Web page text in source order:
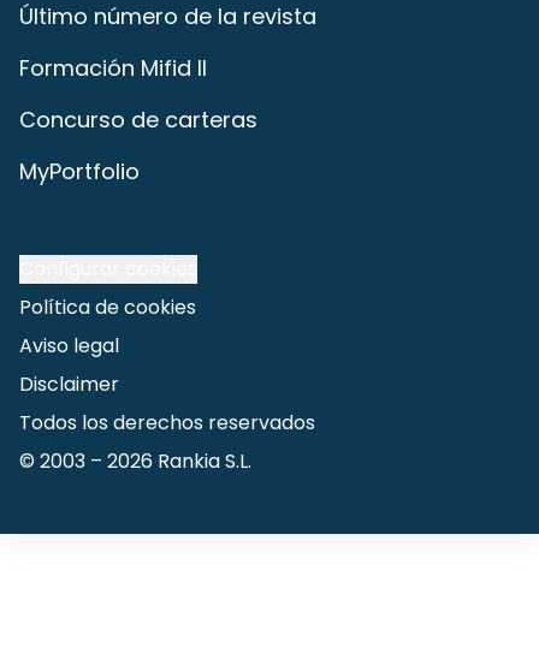
Último número de la revista
Formación Mifid II
Concurso de carteras
MyPortfolio
Política de cookies
Aviso legal
Disclaimer
Todos los derechos reservados
© 2003 – 2026 Rankia S.L.